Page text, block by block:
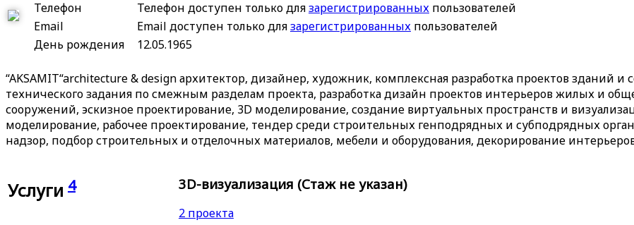
Телефон
Телефон доступен только длязарегистрированных пользователей
Email
Email доступен только длязарегистрированных пользователей
День рождения
12.05.1965
“AKSAMIT“architecture & design архитектор, дизайнер, художник, комплексная разработка проектов зданий и
технического задания по смежным разделам проекта, разработка дизайн проектов интерьеров жилых и
сооружений, эскизное проектирование, 3D моделирование, создание виртуальных пространств и
моделирование, рабочее проектирование, тендер среди строительных генподрядных и субподрядных
надзор, подбор строительных и отделочных материалов‚ мебели и оборудования, декорирование
Услуги 4 3D-визуализация (Стаж не указан)
2 проекта